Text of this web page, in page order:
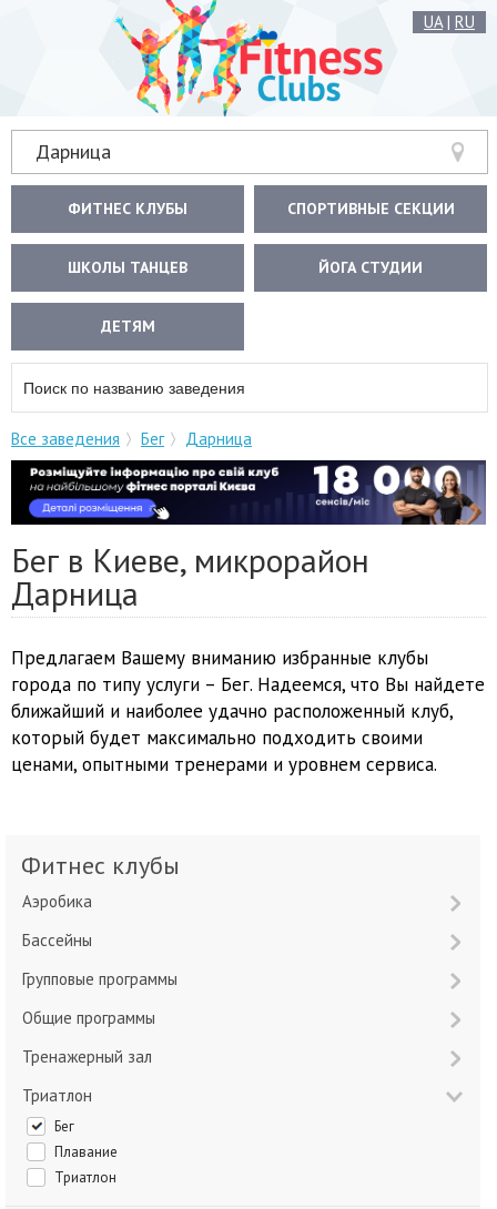
UA| RU
Дарница
ФИТНЕС КЛУБЫ СПОРТИВНЫЕ СЕКЦИИ
ШКОЛЫ ТАНЦЕВ ЙОГА СТУДИИ
ДЕТЯМ
Все заведения Бег Дарница
Бег в Киеве, микрорайон
Дарница
Предлагаем Вашему вниманию избранные клубы
города по типу услуги – Бег. Надеемся, что Вы найдете
ближайший и наиболее удачно расположенный клуб,
который будет максимально подходить своими
ценами, опытными тренерами и уровнем сервиса.
Фитнес клубы
Аэробика
Бассейны
Групповые программы
Общие программы
Тренажерный зал
Триатлон
Бег
Плавание
Триатлон